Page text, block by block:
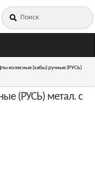
Искать:
колесные (хабы) ручные (РУСЬ)
(РУСЬ) метал. с